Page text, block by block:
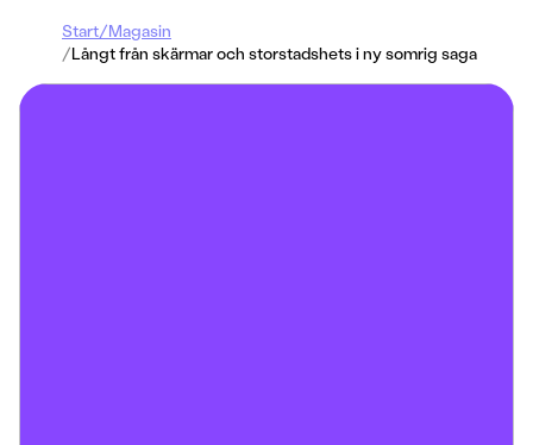
Start/Magasin
/Långt från skärmar och storstadshets i ny somrig saga